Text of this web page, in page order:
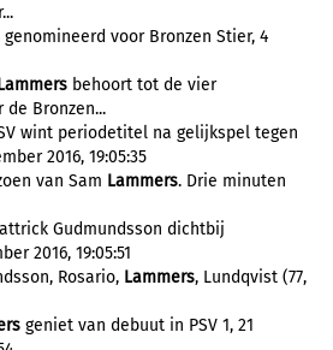
genomineerd voor Bronzen Stier, 4
behoort tot de vier
Bronzen...
wint periodetitel na gelijkspel tegen
2016, 19:05:35
van Sam Lammers. Drie minuten
Gudmundsson dichtbij
2016, 19:05:51
Rosario, Lammers, Lundqvist (77,
geniet van debuut in PSV 1, 21